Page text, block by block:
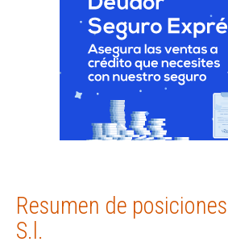
Resumen de
S.l.